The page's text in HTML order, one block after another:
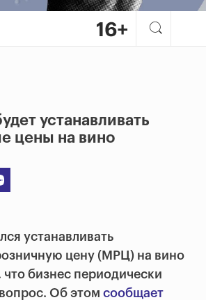
устанавливать
цены на вино
устанавливать
цену (МРЦ) на вино
что бизнес периодически
Об этом сообщает